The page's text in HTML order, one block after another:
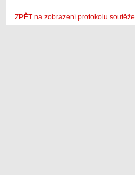
ZPĚT na zobrazení protokolu soutěže